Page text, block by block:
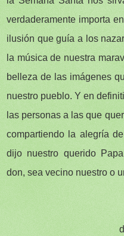
verdaderamente importa
ilusión que guía a los
la música de nuestra
belleza de las imágenes
nuestro pueblo. Y en
las personas a las que
compartiendo la alegría
dijo nuestro querido
don, sea vecino nuestro o